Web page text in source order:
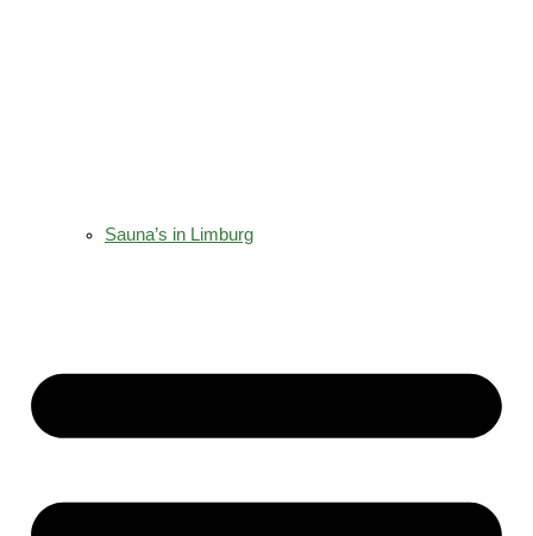
Sauna’s in Limburg